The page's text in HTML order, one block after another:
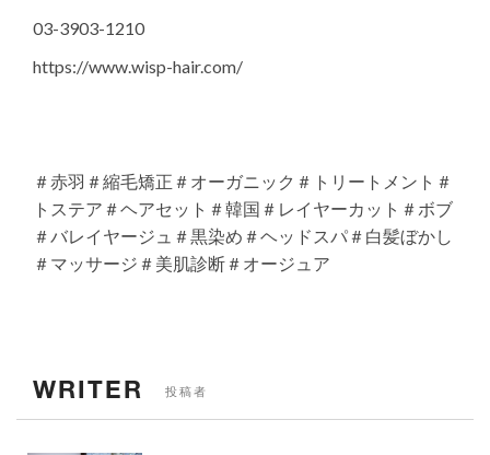
03-3903-1210
https://www.wisp-hair.com/
＃赤羽＃縮毛矯正＃オーガニック＃トリートメント＃
トステア＃ヘアセット＃韓国＃レイヤーカット＃ボブ
＃バレイヤージュ＃黒染め＃ヘッドスパ＃白髪ぼかし
＃マッサージ＃美肌診断＃オージュア
WRITER 投稿者